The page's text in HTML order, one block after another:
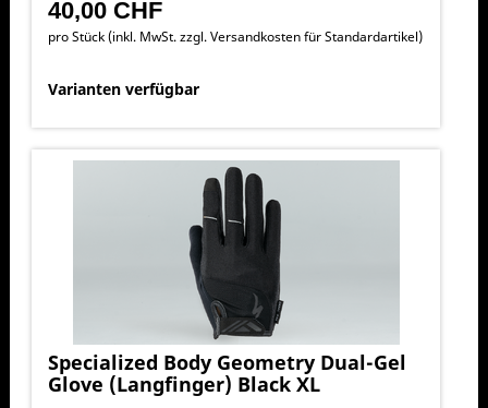
40,00 CHF
pro Stück (inkl. MwSt. zzgl.Versandkosten für Standardartikel)
Varianten verfügbar
Specialized Body Geometry Dual-Gel
Glove (Langfinger) Black XL